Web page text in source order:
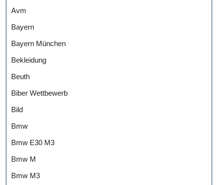
Avm
Bayern
Bayern München
Bekleidung
Beuth
Biber Wettbewerb
Bild
Bmw
Bmw E30 M3
Bmw M
Bmw M3